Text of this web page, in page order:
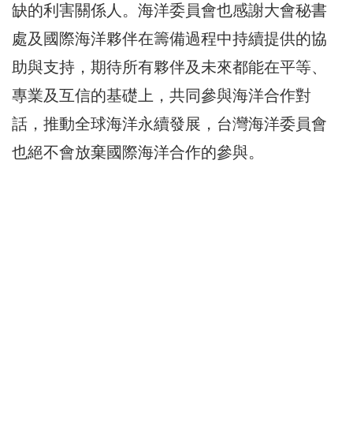
缺的利害關係人。海洋委員會也感謝大會秘書
處及國際海洋夥伴在籌備過程中持續提供的協
助與支持，期待所有夥伴及未來都能在平等、
專業及互信的基礎上，共同參與海洋合作對
話，推動全球海洋永續發展，台灣海洋委員會
也絕不會放棄國際海洋合作的參與。